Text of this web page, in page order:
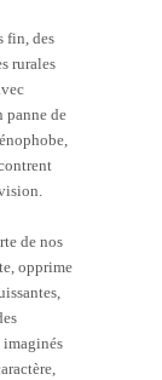
fin, des
rurales
panne de
de nos
opprime
imaginés